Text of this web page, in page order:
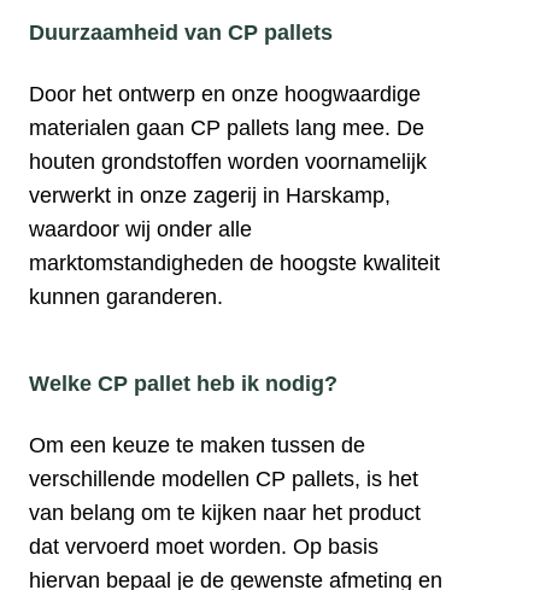
Duurzaamheid van CP pallets
Door het ontwerp en onze hoogwaardige
materialen gaan CP pallets lang mee. De
houten grondstoffen worden voornamelijk
verwerkt in onze zagerij in Harskamp,
waardoor wij onder alle
marktomstandigheden de hoogste kwaliteit
kunnen garanderen.
Welke CP pallet heb ik nodig?
Om een keuze te maken tussen de
verschillende modellen CP pallets, is het
van belang om te kijken naar het product
dat vervoerd moet worden. Op basis
hiervan bepaal je de gewenste afmeting en